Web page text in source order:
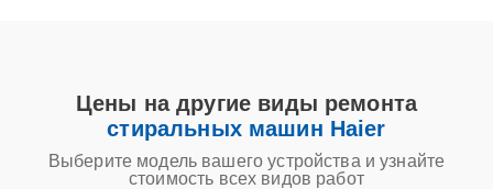
Цены на другие виды ремонта
стиральных машин Haier
Выберите модель вашего устройства и узнайте
стоимость всех видов работ